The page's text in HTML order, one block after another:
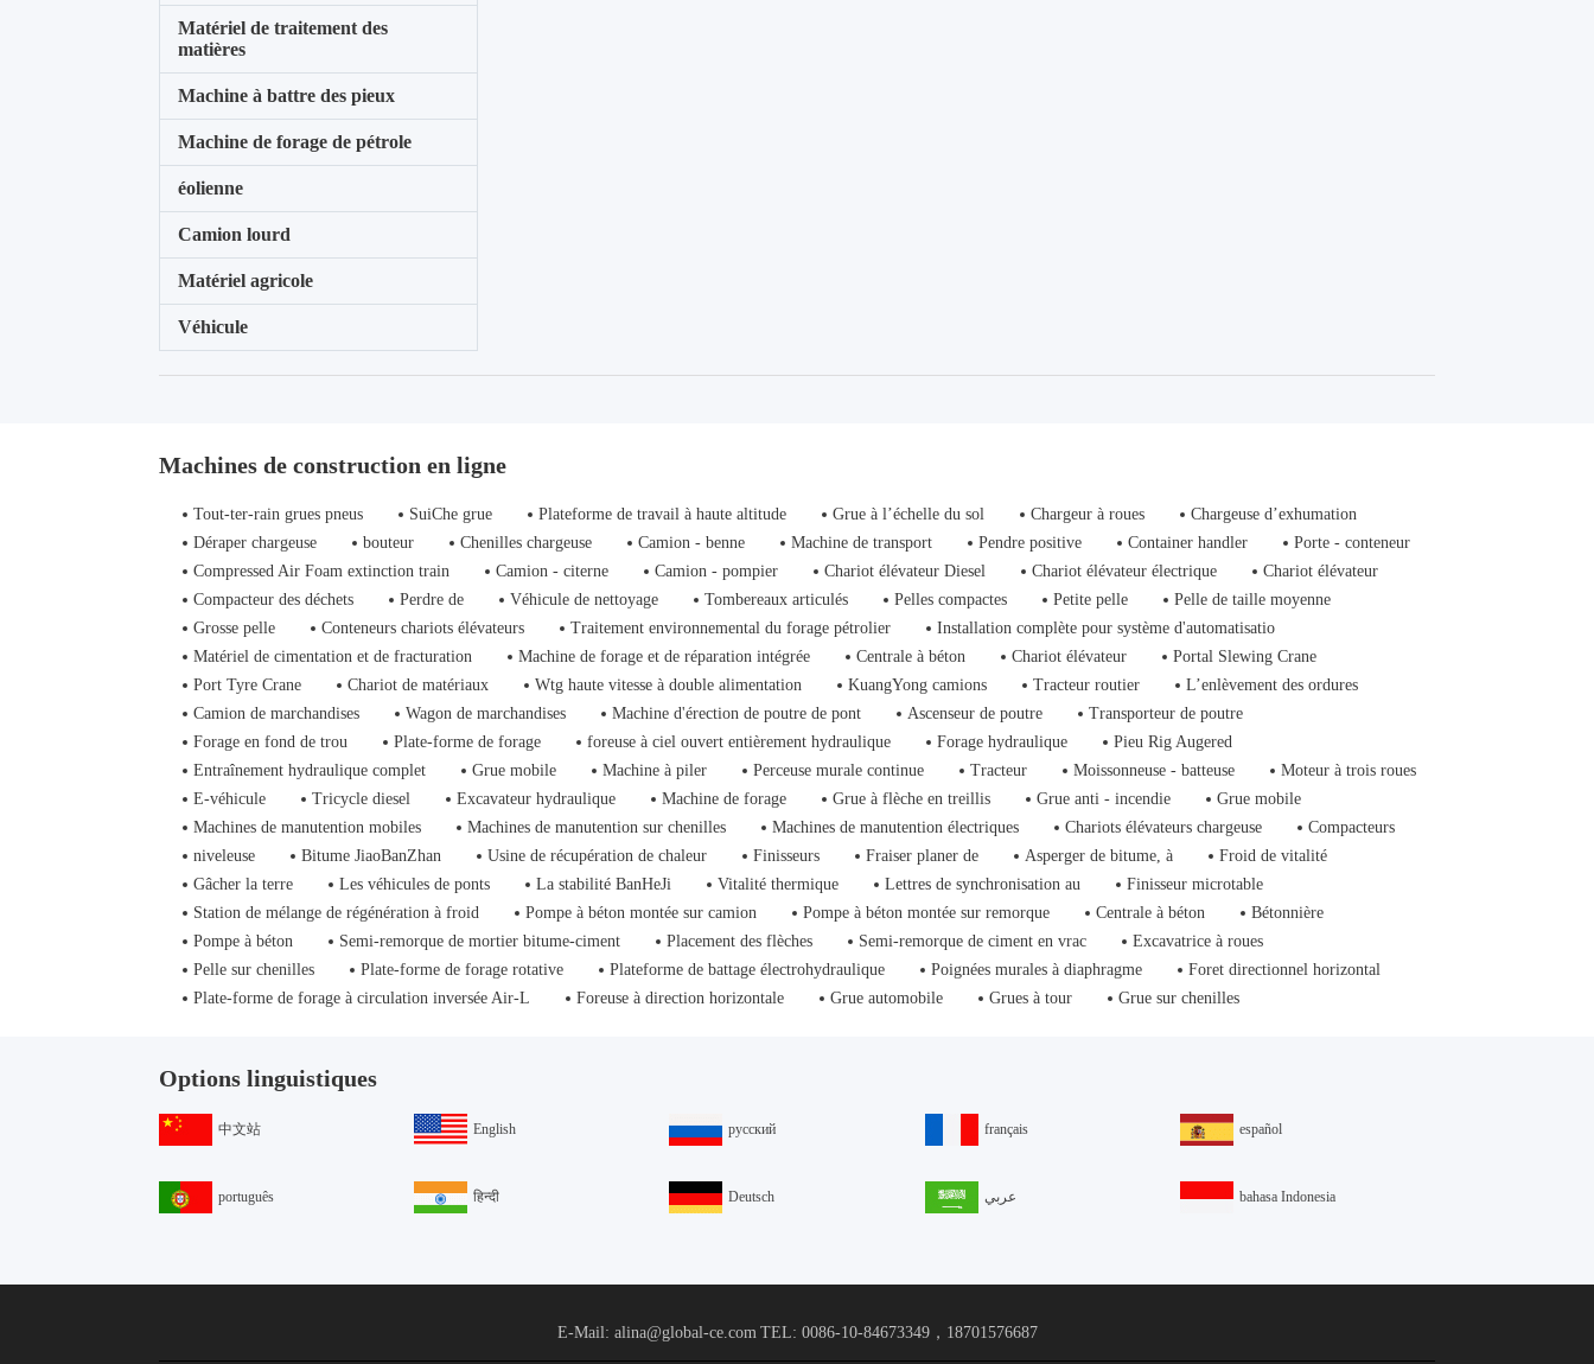
Matériel de traitement des
matières
Machine à battre des pieux
Machine de forage de pétrole
éolienne
Camion lourd
Matériel agricole
Véhicule
Machines de construction en ligne
Tout-ter-rain grues pneus SuiChe grue Plateforme de travail à haute altitude Grue à l’échelle du sol Chargeur à roues
Chargeuse d’exhumation
Déraper chargeuse
bouteur Chenilles chargeuse Camion - benne Machine de transport Pendre positive Container handler
Porte - conteneur
Compressed Air Foam extinction train
Camion - citerne Camion - pompier Chariot élévateur Diesel Chariot élévateur électrique
Chariot élévateur
Compacteur des déchets
Perdre de Véhicule de nettoyage Tombereaux articulés Pelles compactes Petite pelle
Pelle de taille moyenne
Grosse pelle
Conteneurs chariots élévateurs Traitement environnemental du forage pétrolier
Installation complète pour système d'automatisatio
Matériel de cimentation et de fracturation
Machine de forage et de réparation intégrée Centrale à béton Chariot élévateur
Portal Slewing Crane
Port Tyre Crane
Chariot de matériaux Wtg haute vitesse à double alimentation KuangYong camions Tracteur routier
L’enlèvement des ordures
Camion de marchandises
Wagon de marchandises Machine d'érection de poutre de pont Ascenseur de poutre
Transporteur de poutre
Forage en fond de trou
Plate-forme de forage foreuse à ciel ouvert entièrement hydraulique Forage hydraulique
Pieu Rig Augered
Entraînement hydraulique complet
Grue mobile Machine à piler Perceuse murale continue Tracteur Moissonneuse - batteuse
Moteur à trois roues
E-véhicule
Tricycle diesel Excavateur hydraulique Machine de forage Grue à flèche en treillis Grue anti - incendie
Grue mobile
Machines de manutention mobiles
Machines de manutention sur chenilles Machines de manutention électriques Chariots élévateurs chargeuse
Compacteurs
niveleuse
Bitume JiaoBanZhan Usine de récupération de chaleur Finisseurs Fraiser planer de Asperger de bitume, à
Froid de vitalité
Gâcher la terre
Les véhicules de ponts La stabilité BanHeJi Vitalité thermique Lettres de synchronisation au
Finisseur microtable
Station de mélange de régénération à froid
Pompe à béton montée sur camion Pompe à béton montée sur remorque Centrale à béton
Bétonnière
Pompe à béton
Semi-remorque de mortier bitume-ciment Placement des flèches Semi-remorque de ciment en vrac
Excavatrice à roues
Pelle sur chenilles
Plate-forme de forage rotative Plateforme de battage électrohydraulique Poignées murales à diaphragme
Foret directionnel horizontal
Plate-forme de forage à circulation inversée Air-L
Foreuse à direction horizontale Grue automobile Grues à tour Grue sur chenilles
Options linguistiques
中文站 English русский français español
português हिन्दी Deutsch عربي bahasa Indonesia
E-Mail: alina@global-ce.com TEL: 0086-10-84673349，18701576687